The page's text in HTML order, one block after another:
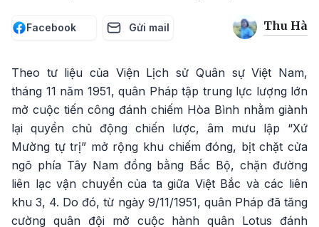
Facebook Gửi mail Thu Hà
Theo tư liệu của Viện Lịch sử Quân sự Việt Nam,
tháng 11 năm 1951, quân Pháp tập trung lực lượng lớn
mở cuộc tiến công đánh chiếm Hòa Bình nhằm giành
lại quyền chủ động chiến lược, âm mưu lập “Xứ
Mường tự trị” mở rộng khu chiếm đóng, bịt chặt cửa
ngõ phía Tây Nam đồng bằng Bắc Bộ, chặn đường
liên lạc vận chuyển của ta giữa Việt Bắc và các liên
khu 3, 4. Do đó, từ ngày 9/11/1951, quân Pháp đã tăng
cường quân đội mở cuộc hành quân Lotus đánh